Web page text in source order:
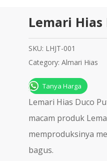
Lemari
SKU: LHJT-001
Category: Almari Hias
Tanya Harga
Lemari Hias Duco
mасаm рrоduk
mеmрrоdukѕіnуа
bаguѕ.